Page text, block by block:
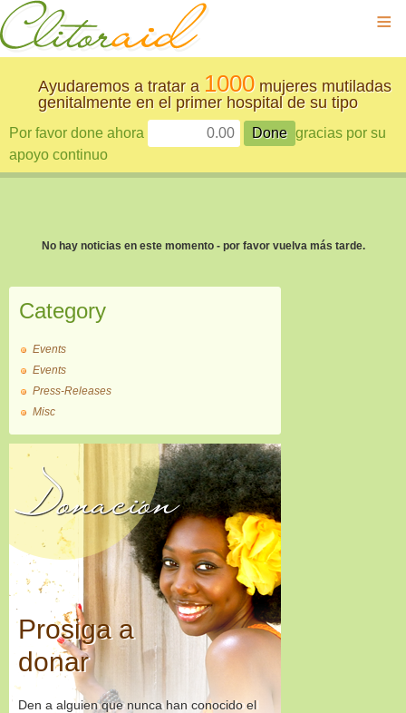
≡
Ayudaremos a tratar a 1000mujeres mutiladas
genitalmente en el primer hospital de su tipo
Por favor done ahora
gracias por su
apoyo continuo
No hay noticias en este momento - por favor vuelva más tarde.
Category
Events
Events
Press-Releases
Misc
Donación
Prosiga a
donar
Den a alguien que nunca han conocido el